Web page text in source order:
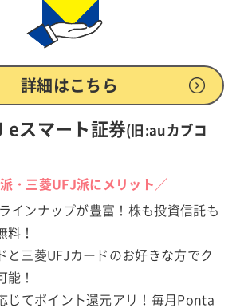
詳細はこちら
eスマート証券(旧:auカブコ
・三菱UFJ派にメリット／
インナップが豊富！株も投資信託も
料！
と三菱UFJカードのお好きな方でク
能！
じてポイント還元アリ！毎月Ponta